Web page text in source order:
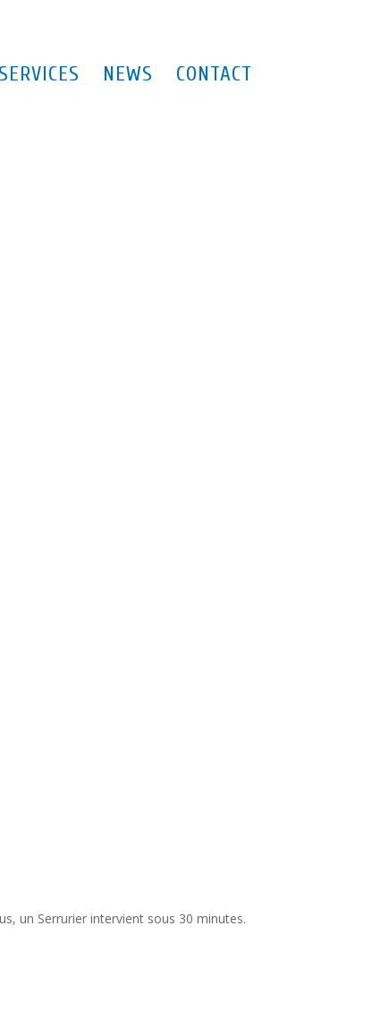
SERVICES NEWS CONTACT
un Serrurier intervient sous 30 minutes.